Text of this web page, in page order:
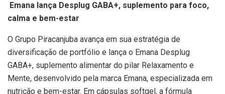
Emana lança Desplug GABA+, suplemento para foco,
calma e bem-estar
O Grupo Piracanjuba avança em sua estratégia de
diversificação de portfólio e lança o Emana Desplug
GABA+, suplemento alimentar do pilar Relaxamento e
Mente, desenvolvido pela marca Emana, especializada em
nutrição e bem-estar. Em cápsulas softgel, a fórmula